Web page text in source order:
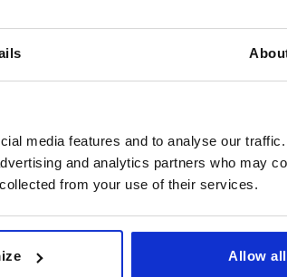
media features and to analyse our
and analytics partners who may
from your use of their services.
Allow all
H1
1-3 días